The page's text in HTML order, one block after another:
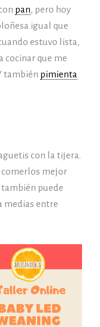
pan, pero hoy
igual que
estuvo lista,
cocinar que me
también pimienta
con la tijera.
comerlos mejor
puede
medias entre